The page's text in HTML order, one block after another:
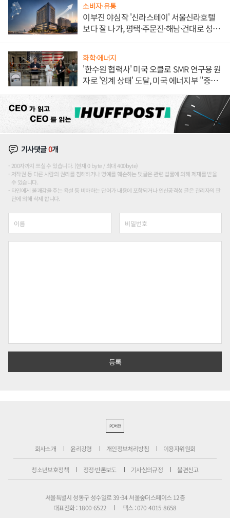
소비자·유통
이부진 야심작 '신라스테이' 서울신라호텔
보다 잘 나가, 평택·주문진·해남·건대로 성
화학·에너지
'한수원 협력사' 미국 오클로 SMR 연구용 원
자로 '임계 상태' 도달, 미국 에너지부 "중요
기사댓글0개
200자까지 쓰실 수 있습니다. (현재 0 byte / 최대 400byte)
저작권 등 다른 사람의 권리를 침해하거나 명예를 훼손하는 댓글은 관련 법률에 의해 제재를 받을
수 있습니다.
타인에게 불쾌감을 주는 욕설 등 비하하는 단어가 내용에 포함되거나 인신공격성 글은 관리자의 판
단에 의해 삭제 합니다.
PC버전
회사소개 윤리강령 개인정보처리방침 이용자위원회
청소년보호정책 정정·반론보도 기사심의규정 불편신고
서울특별시 성동구 성수일로 39-34 서울숲더스페이스 12층
대표전화 : 1800-6522
팩스 : 070-4015-8658